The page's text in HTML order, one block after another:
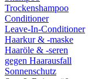
Trockenshampoo
Conditioner
Leave-In-Conditioner
Haarkur & -maske
Haaröle & -seren
gegen Haarausfall
Sonnenschutz